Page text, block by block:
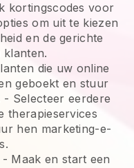
kortingscodes voor
om uit te kiezen
en de gerichte
klanten.
die uw online
geboekt en stuur
- Selecteer eerdere
therapieservices
hen marketing-e-
- Maak en start een